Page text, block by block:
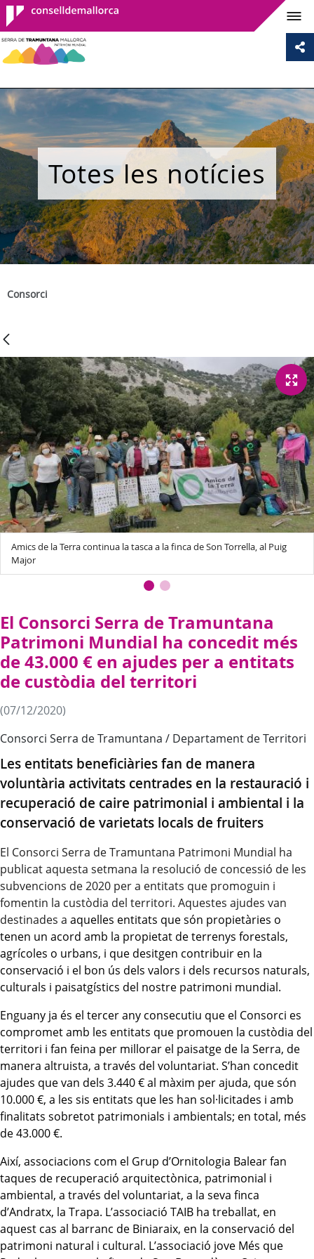
Consell de
Mallorca
Totes les notícies
Consorci
Amics de la Terra continua la tasca a la finca de Son Torrella, al Puig
Major
El Consorci Serra de Tramuntana
Patrimoni Mundial ha concedit més
de 43.000 € en ajudes per a entitats
de custòdia del territori
(07/12/2020)
Consorci Serra de Tramuntana / Departament de Territori
Les entitats beneficiàries fan de manera
voluntària activitats centrades en la restauració i
recuperació de caire patrimonial i ambiental i la
conservació de varietats locals de fruiters
El Consorci Serra de Tramuntana Patrimoni Mundial ha
publicat aquesta setmana la resolució de concessió de les
subvencions de 2020 per a entitats que promoguin i
fomentin la custòdia del territori. Aquestes ajudes van
destinades a aquelles entitats que són propietàries o
tenen un acord amb la propietat de terrenys forestals,
agrícoles o urbans, i que desitgen contribuir en la
conservació i el bon ús dels valors i dels recursos naturals,
culturals i paisatgístics del nostre patrimoni mundial.
Enguany ja és el tercer any consecutiu que el Consorci es
compromet amb les entitats que promouen la custòdia del
territori i fan feina per millorar el paisatge de la Serra, de
manera altruista, a través del voluntariat. S’han concedit
ajudes que van dels 3.440€al màxim per ajuda, que són
10.000€, a les sis entitats que les han sol·licitades i amb
finalitats sobretot patrimonials i ambientals; en total, més
de 43.000€.
Així, associacions com el Grup d’Ornitologia Balearfan
taques de recuperació arquitectònica, patrimonial i
ambiental, a través del voluntariat, a la seva finca
d’Andratx, la Trapa. L’associació TAIB ha treballat, en
aquest cas al barranc de Biniaraix, en la conservació del
patrimoni natural i cultural. L’associació jove Més que